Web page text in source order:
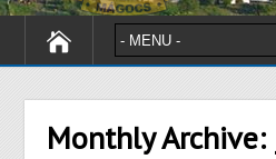
Monthly Archive: